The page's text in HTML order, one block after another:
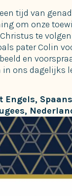
tijd van
om onze
te
pater Colin
en
in ons dagelijks
Engels,